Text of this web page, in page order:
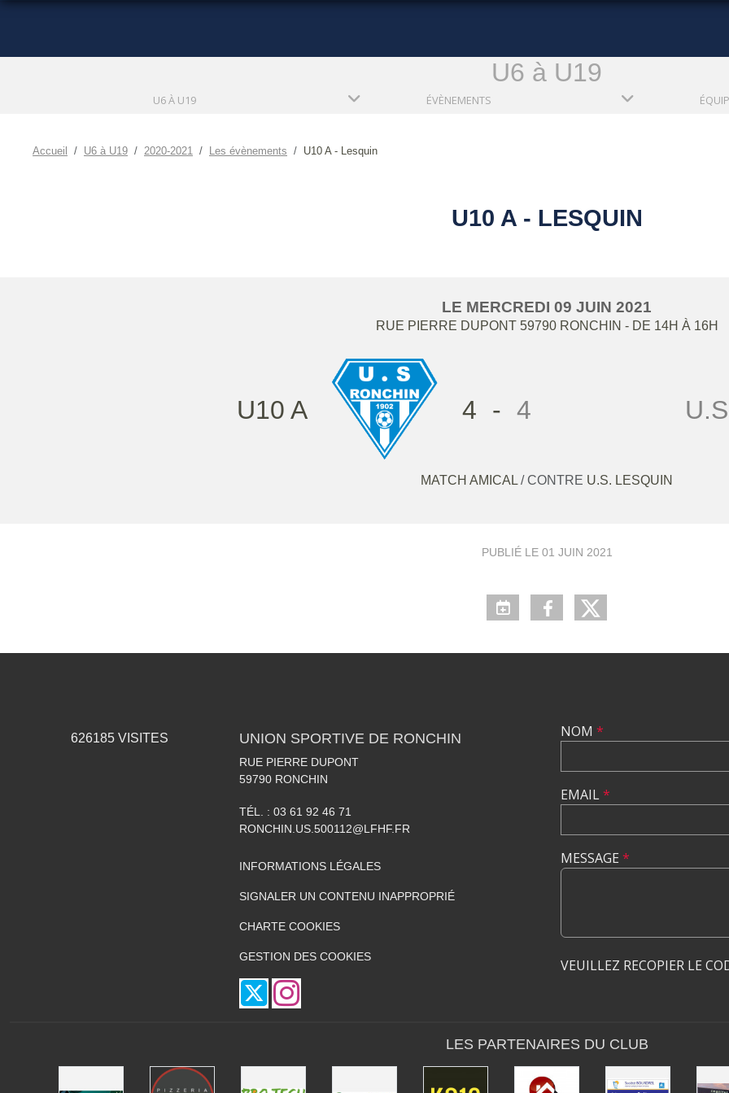
U6 à U19
U6 À U19 ÉVÈNEMENTS
Accueil U6 à U19 2020-2021 Les évènements U10 A - Lesquin
U10 A - LESQUIN
LE MERCREDI 09 JUIN 2021
RUE PIERRE DUPONT 59790 RONCHIN - DE 14H À 16H
U10 A 4 - 4
MATCH AMICAL / CONTRE U.S. LESQUIN
PUBLIÉ LE 01 JUIN 2021
626185 VISITES UNION SPORTIVE DE RONCHIN
RUE PIERRE DUPONT
59790 RONCHIN
TÉL. : 03 61 92 46 71
RONCHIN.US.500112@LFHF.FR
INFORMATIONS LÉGALES
SIGNALER UN CONTENU INAPPROPRIÉ
CHARTE COOKIES
GESTION DES COOKIES
NOM *
EMAIL*
MESSAGE *
VEUILLEZ RECOPIER LE
LES PARTENAIRES DU CLUB